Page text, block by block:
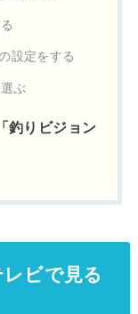
設定をする
ぶ
釣りビジョン
レビで見る